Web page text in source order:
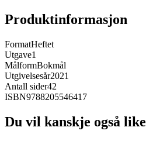
Produktinformasjon
FormatHeftet
Utgave1
MålformBokmål
Utgivelsesår2021
Antall sider42
ISBN9788205546417
Du vil kanskje også like